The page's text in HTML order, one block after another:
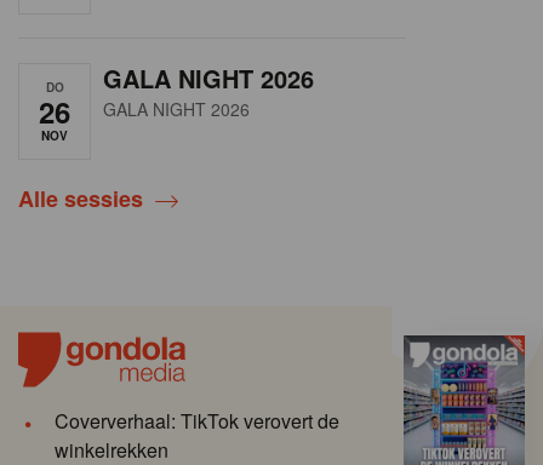
DO
26
NOV
GALA NIGHT 2026
GALA NIGHT 2026
Alle sessies
Coververhaal: TikTok verovert de
winkelrekken